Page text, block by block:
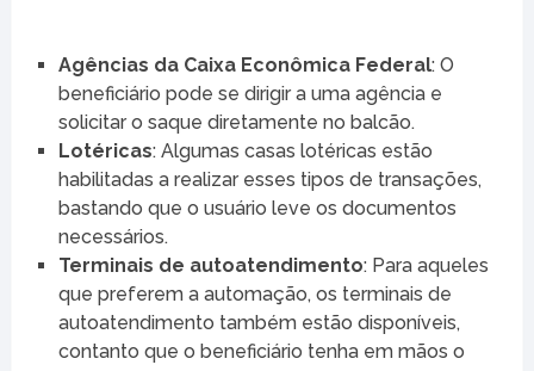
Agências da Caixa Econômica Federal: O
beneficiário pode se dirigir a uma agência e
solicitar o saque diretamente no balcão.
Lotéricas: Algumas casas lotéricas estão
habilitadas a realizar esses tipos de transações,
bastando que o usuário leve os documentos
necessários.
Terminais de autoatendimento: Para aqueles
que preferem a automação, os terminais de
autoatendimento também estão disponíveis,
contanto que o beneficiário tenha em mãos o